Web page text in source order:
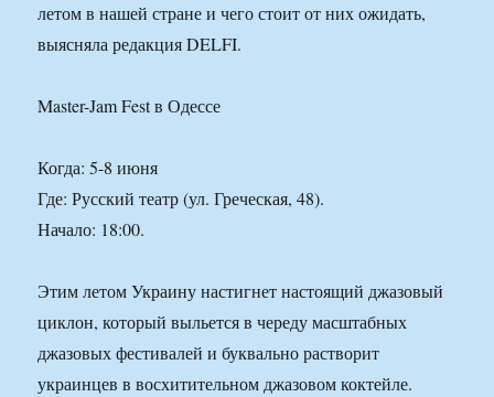
летом в нашей стране и чего стоит от них ожидать,
выясняла редакция DELFI.
Master-Jam Fest в Одессе
Когда: 5-8 июня
Где: Русский театр (ул. Греческая, 48).
Начало: 18:00.
Этим летом Украину настигнет настоящий джазовый
циклон, который выльется в череду масштабных
джазовых фестивалей и буквально растворит
украинцев в восхитительном джазовом коктейле.